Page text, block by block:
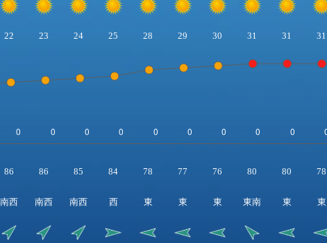
22 23 24 25 28 29 30 31 31 31
86 86 85 84 78 77 76 80 80 78
南西 南西 南西 西 東 東 東 東南 東 東